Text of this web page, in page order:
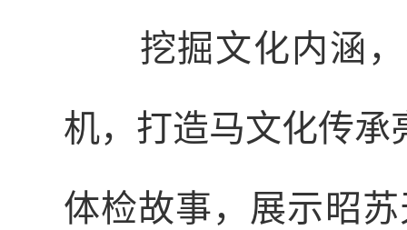
挖掘文化内涵
机，打造马文化传承
体检故事，展示昭